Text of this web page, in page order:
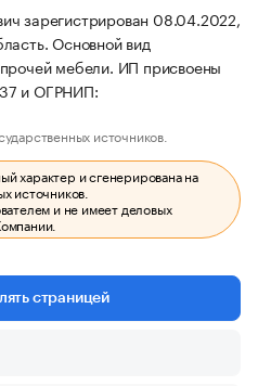
зарегистрирован 08.04.2022,
Основной вид
мебели. ИП присвоены
и ОГРНИП:
источников.
характер и сгенерирована на
источников.
и не имеет деловых
страницей